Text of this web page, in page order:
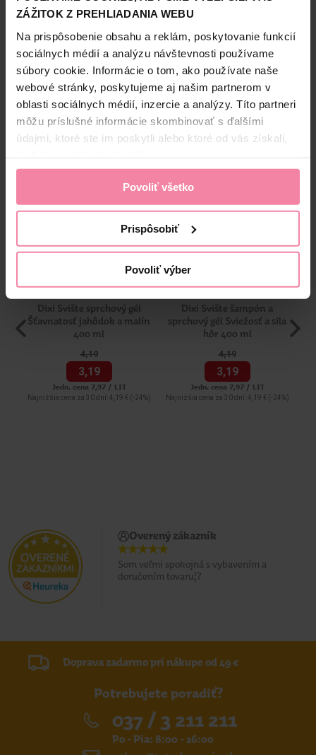
ZÁŽITOK Z PREHLIADANIA WEBU
Na prispôsobenie obsahu a reklám, poskytovanie funkcií
sociálnych médií a analýzu návštevnosti používame
súbory cookie. Informácie o tom, ako používate naše
webové stránky, poskytujeme aj našim partnerom v
oblasti sociálnych médií, inzercie a analýzy. Títo partneri
môžu príslušné informácie skombinovať s ďalšími
údajmi, ktoré ste im poskytli alebo ktoré od vás získali,
Povoliť všetko
Prispôsobiť
Povoliť výber
Informácie o výrobcovi
LIL
Bezpečnosť a balenie
Zloženie
High-contrast mode
-23%
Dixi Svište sprchový gél
Šťavnatosť jahôdok a malín
400 ml
4,19
3,19
Jedn. cena 7,97 / LIT
Najnižšia cena za 30 dní: 4,19 € (-24%)
-23%
Dixi Svište šampón a
sprchový gél Sviežosť a sila
hôr 400 ml
4,19
3,19
Jedn. cena 7,97 / LIT
Najnižšia cena za 30 dní: 4,19 € (-24%)
Overený zákazník
Som veľmi spokojná s vybavením a
doručením tovaru¦?
Doprava zadarmo pri nákupe od 49 €
Potrebujete poradiť?
037 / 3 211 211
Po - Pia: 8:00 - 16:00